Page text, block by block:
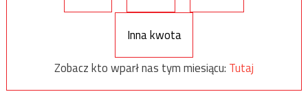
Inna kwota
Zobacz kto wparł nas tym miesiącu: Tutaj